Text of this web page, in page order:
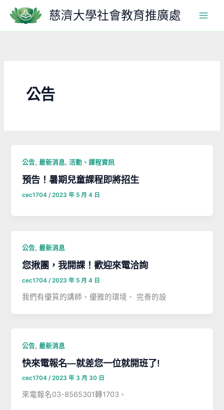
主
慈濟大學社會教育推廣處
公告
公告,最新消息,活動、課程資訊
預告！暑期兒童課程即將招生
cec1704 /2023 年 5 月 4 日
公告,最新消息
您揪團，我開課！歡迎來電洽詢
cec1704/2023 年 5 月 4 日
我們有優質的講師、優雅的環境、 完善的設
公告,最新消息
快來電報名—就差您一位就開班了!
cec1704/2023 年 3 月 30 日
來電報名03-8565301轉1703、